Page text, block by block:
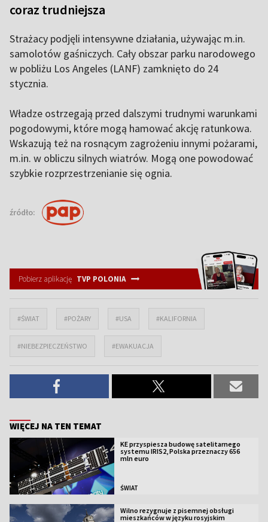
coraz trudniejsza
Strażacy podjęli intensywne działania, używając m.in.
samolotów gaśniczych. Cały obszar parku narodowego
w pobliżu Los Angeles (LANF) zamknięto do 24
stycznia.
Władze ostrzegają przed dalszymi trudnymi warunkami
pogodowymi, które mogą hamować akcję ratunkowa.
Wskazują też na rosnącym zagrożeniu innymi pożarami,
m.in. w obliczu silnych wiatrów. Mogą one powodować
szybkie rozprzestrzenianie się ognia.
źródło:
Pobierz aplikację TVP POLONIA
#ŚWIAT #POŻARY #USA #KALIFORNIA
#NIEBEZPIECZEŃSTWO #EWAKUACJA
WIĘCEJ NA TEN TEMAT
KE przyspiesza budowę satelitarnego
systemu IRIS2, Polska przeznaczy 656
mln euro
ŚWIAT
Wilno rezygnuje z pisemnej obsługi
mieszkańców w języku rosyjskim